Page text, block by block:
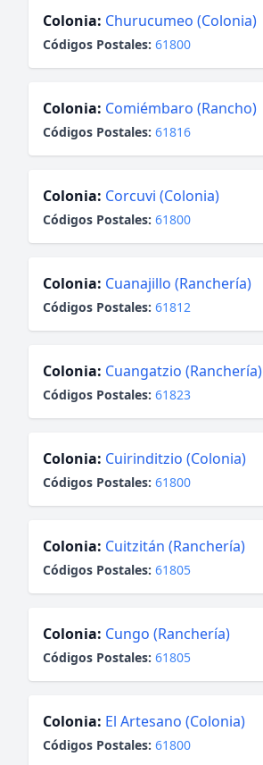
Colonia: Churucumeo (Colonia)
Códigos Postales: 61800
Colonia: Comiémbaro (Rancho)
Códigos Postales: 61816
Colonia: Corcuvi (Colonia)
Códigos Postales: 61800
Colonia: Cuanajillo (Ranchería)
Códigos Postales: 61812
Colonia: Cuangatzio (Ranchería)
Códigos Postales: 61823
Colonia: Cuirinditzio (Colonia)
Códigos Postales: 61800
Colonia: Cuitzitán (Ranchería)
Códigos Postales: 61805
Colonia: Cungo (Ranchería)
Códigos Postales: 61805
Colonia: El Artesano (Colonia)
Códigos Postales: 61800